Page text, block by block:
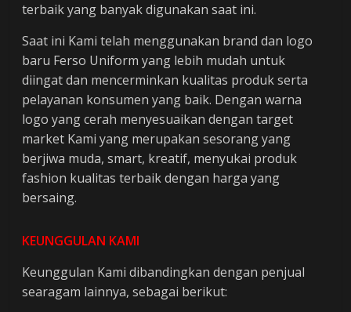
terbaik yang banyak digunakan saat ini.
Saat ini Kami telah menggunakan brand dan logo
baru Ferso Uniform yang lebih mudah untuk
diingat dan mencerminkan kualitas produk serta
pelayanan konsumen yang baik. Dengan warna
logo yang cerah menyesuaikan dengan target
market Kami yang merupakan sesorang yang
berjiwa muda, smart, kreatif, menyukai produk
fashion kualitas terbaik dengan harga yang
bersaing.
KEUNGGULAN KAMI
Keunggulan Kami dibandingkan dengan penjual
searagam lainnya, sebagai berikut: